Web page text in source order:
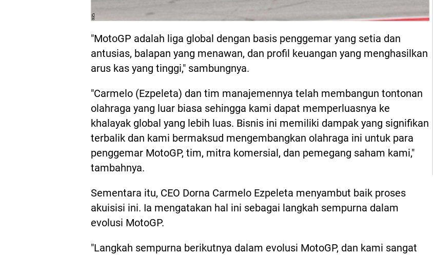
"MotoGP adalah liga global dengan basis penggemar yang setia dan
antusias, balapan yang menawan, dan profil keuangan yang menghasilkan
arus kas yang tinggi," sambungnya.
"Carmelo (Ezpeleta) dan tim manajemennya telah membangun tontonan
olahraga yang luar biasa sehingga kami dapat memperluasnya ke
khalayak global yang lebih luas. Bisnis ini memiliki dampak yang signifikan
terbalik dan kami bermaksud mengembangkan olahraga ini untuk para
penggemar MotoGP, tim, mitra komersial, dan pemegang saham kami,"
tambahnya.
Sementara itu, CEO Dorna Carmelo Ezpeleta menyambut baik proses
akuisisi ini. Ia mengatakan hal ini sebagai langkah sempurna dalam
evolusi MotoGP.
"Langkah sempurna berikutnya dalam evolusi MotoGP, dan kami sangat